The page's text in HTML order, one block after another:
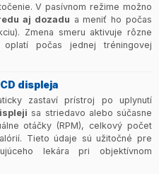
V pasívnom režime možno
aj dozadu a meniť ho počas
Zmena smeru aktivuje rôzne
počas jednej tréningovej
displeja
zastaví prístroj po uplynutí
sa striedavo alebo súčasne
otáčky (RPM), celkový počet
Tieto údaje sú užitočné pre
lekára pri objektívnom